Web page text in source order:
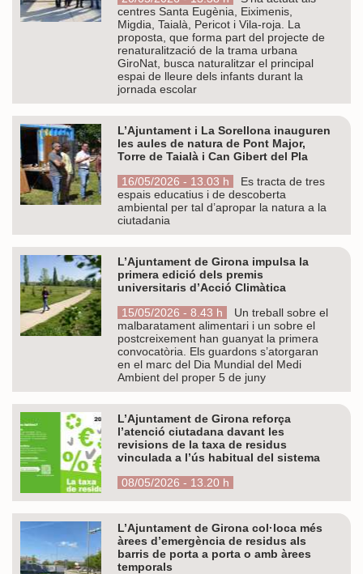
centres Santa Eugènia, Eiximenis,
Migdia, Taialà, Pericot i Vila-roja. La
proposta, que forma part del projecte de
renaturalització de la trama urbana
GiroNat, busca naturalitzar el principal
espai de lleure dels infants durant la
jornada escolar
L’Ajuntament i La Sorellona inauguren
les aules de natura de Pont Major,
Torre de Taialà i Can Gibert del Pla
16/05/2026 - 13.03 h
Es tracta de tres
espais educatius i de descoberta
ambiental per tal d’apropar la natura a la
ciutadania
L’Ajuntament de Girona impulsa la
primera edició dels premis
universitaris d’Acció Climàtica
15/05/2026 - 8.43 h
Un treball sobre el
malbaratament alimentari i un sobre el
postcreixement han guanyat la primera
convocatòria. Els guardons s’atorgaran
en el marc del Dia Mundial del Medi
Ambient del proper 5 de juny
L’Ajuntament de Girona reforça
l’atenció ciutadana davant les
revisions de la taxa de residus
vinculada a l’ús habitual del sistema
08/05/2026 - 13.20 h
L’Ajuntament de Girona col·loca més
àrees d’emergència de residus als
barris de porta a porta o amb àrees
temporals